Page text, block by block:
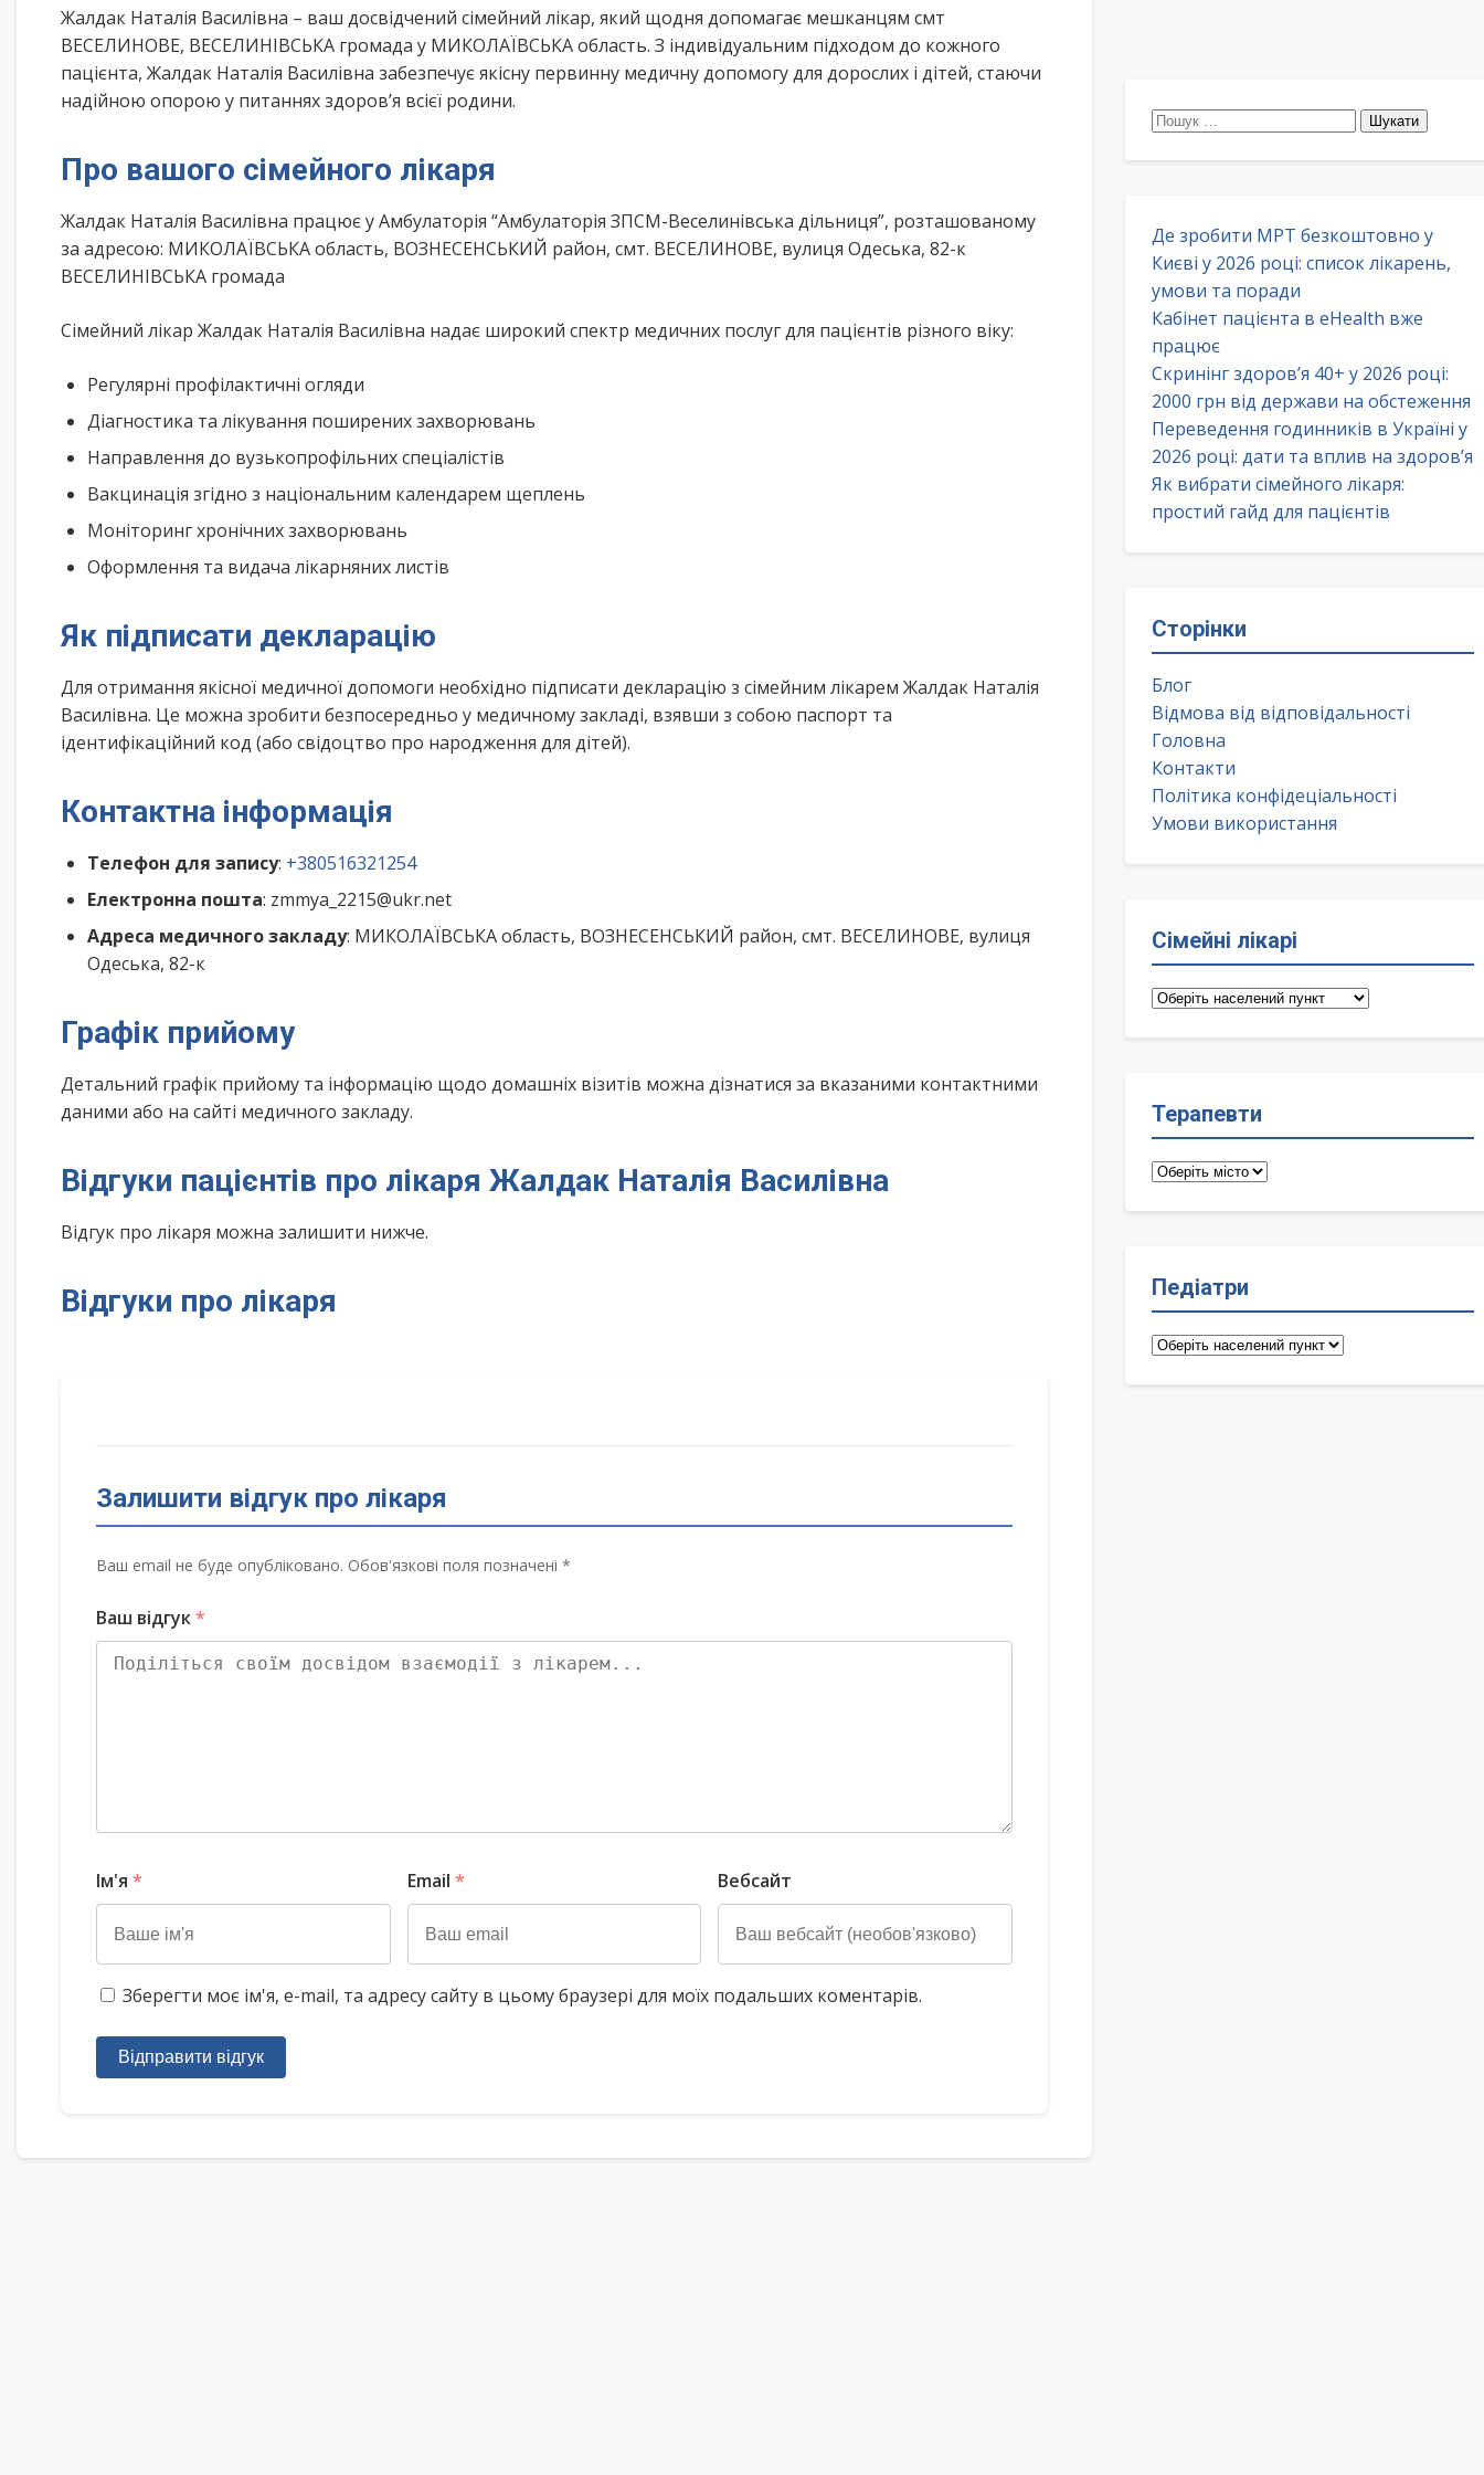
Жалдак Наталія Василівна – ваш досвідчений сімейний лікар, який щодня допомагає мешканцям смт
ВЕСЕЛИНОВЕ, ВЕСЕЛИНІВСЬКА громада у МИКОЛАЇВСЬКА область. З індивідуальним підходом до кожного
пацієнта, Жалдак Наталія Василівна забезпечує якісну первинну медичну допомогу для дорослих і дітей, стаючи
надійною опорою у питаннях здоров’я всієї родини.
Про вашого сімейного лікаря
Жалдак Наталія Василівна працює у Амбулаторія “Амбулаторія ЗПСМ-Веселинівська дільниця”, розташованому
за адресою: МИКОЛАЇВСЬКА область, ВОЗНЕСЕНСЬКИЙ район, смт. ВЕСЕЛИНОВЕ, вулиця Одеська, 82-к
ВЕСЕЛИНІВСЬКА громада
Сімейний лікар Жалдак Наталія Василівна надає широкий спектр медичних послуг для пацієнтів різного віку:
Регулярні профілактичні огляди
Діагностика та лікування поширених захворювань
Направлення до вузькопрофільних спеціалістів
Вакцинація згідно з національним календарем щеплень
Моніторинг хронічних захворювань
Оформлення та видача лікарняних листів
Як підписати декларацію
Для отримання якісної медичної допомоги необхідно підписати декларацію з сімейним лікарем Жалдак Наталія
Василівна. Це можна зробити безпосередньо у медичному закладі, взявши з собою паспорт та
ідентифікаційний код (або свідоцтво про народження для дітей).
Контактна інформація
Телефон для запису: +380516321254
Електронна пошта: zmmya_2215@ukr.net
Адреса медичного закладу: МИКОЛАЇВСЬКА область, ВОЗНЕСЕНСЬКИЙ район, смт. ВЕСЕЛИНОВЕ, вулиця
Одеська, 82-к
Графік прийому
Детальний графік прийому та інформацію щодо домашніх візитів можна дізнатися за вказаними контактними
даними або на сайті медичного закладу.
Відгуки пацієнтів про лікаря Жалдак Наталія Василівна
Відгук про лікаря можна залишити нижче.
Відгуки про лікаря
Залишити відгук про лікаря
Ваш email не буде опубліковано. Обов'язкові поля позначені *
Ваш відгук*
Ім'я * Email * Вебсайт
Зберегти моє ім'я, e-mail, та адресу сайту в цьому браузері для моїх подальших коментарів.
Відправити відгук
Пошук:
Де зробити МРТ безкоштовно у
Києві у 2026 році: список лікарень,
умови та поради
Кабінет пацієнта в eHealth вже
працює
Скринінг здоров’я 40+ у 2026 році:
2000 грн від держави на обстеження
Переведення годинників в Україні у
2026 році: дати та вплив на здоров’я
Як вибрати сімейного лікаря:
простий гайд для пацієнтів
Сторінки
Блог
Відмова від відповідальності
Головна
Контакти
Політика конфідеціальності
Умови використання
Сімейні лікарі
Сімейні
Терапевти
Терапевти
Педіатри
Педіатри